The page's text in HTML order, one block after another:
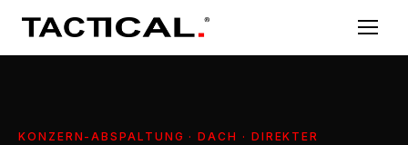
KONZERN-ABSPALTUNG · DACH · DIREKTER